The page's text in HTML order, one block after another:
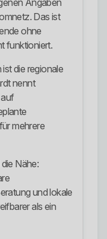
Angaben
Das ist
ohne
funktioniert.
die regionale
nennt
mehrere
Nähe:
und lokale
als ein